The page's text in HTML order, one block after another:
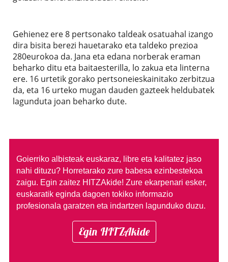
Gehienez ere 8 pertsonako taldeak osatuahal izango
dira bisita berezi hauetarako eta taldeko prezioa
280eurokoa da. Jana eta edana norberak eraman
beharko ditu eta baitaesterilla, lo zakua eta linterna
ere. 16 urtetik gorako pertsoneieskainitako zerbitzua
da, eta 16 urteko mugan dauden gazteek heldubatek
lagunduta joan beharko dute.
Goierriko albisteak euskaraz, libre eta kalitatez jaso
nahi dituzu? Horretarako zure babesa ezinbestekoa
zaigu. Egin zaitez HITZAkide! Zure ekarpenari esker,
euskaratik eginda dagoen tokiko informazio
profesionala garatzen eta indartzen lagunduko duzu.
Egin HITZAkide